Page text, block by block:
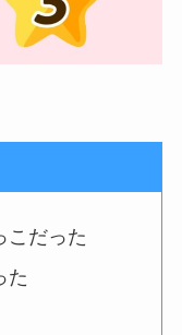
こだった
た